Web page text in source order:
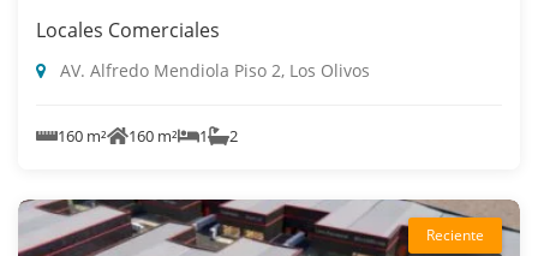
Locales Comerciales
AV. Alfredo Mendiola Piso 2, Los Olivos
160 m² 160 m² 1 2
Reciente